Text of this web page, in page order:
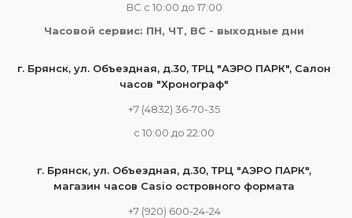
ВС с 10:00 до 17:00
Часовой сервис: ПН, ЧТ, ВС - выходные дни
г. Брянск, ул. Объездная, д.30, ТРЦ "АЭРО ПАРК", Салон
часов "Хронограф"
+7 (4832) 36-70-35
c 10:00 до 22:00
г. Брянск, ул. Объездная, д.30, ТРЦ "АЭРО ПАРК",
магазин часов Casio островного формата
+7 (920) 600-24-24